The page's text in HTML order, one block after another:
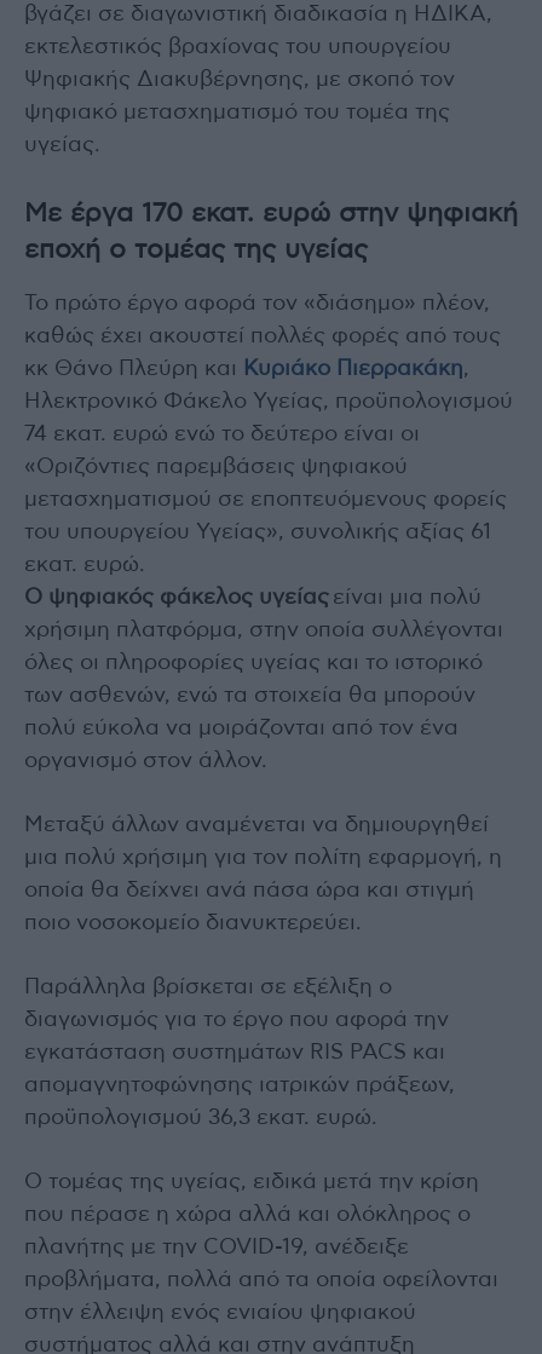
βγάζει σε διαγωνιστική διαδικασία η ΗΔΙΚΑ,
εκτελεστικός βραχίονας του υπουργείου
Ψηφιακής Διακυβέρνησης, με σκοπό τον
ψηφιακό μετασχηματισμό του τομέα της
υγείας.
Με έργα 170 εκατ. ευρώ στην ψηφιακή
εποχή ο τομέας της υγείας
Το πρώτο έργο αφορά τον «διάσημο» πλέον,
καθώς έχει ακουστεί πολλές φορές από τους
κκ Θάνο Πλεύρη και
Κυριάκο Πιερρακάκη,
Ηλεκτρονικό Φάκελο Υγείας, προϋπολογισμού
74 εκατ. ευρώ ενώ το δεύτερο είναι οι
«Οριζόντιες παρεμβάσεις ψηφιακού
μετασχηματισμού σε εποπτευόμενους φορείς
του υπουργείου Υγείας», συνολικής αξίας 61
εκατ. ευρώ.
Ο ψηφιακός φάκελος υγείας είναι μια πολύ
χρήσιμη πλατφόρμα, στην οποία συλλέγονται
όλες οι πληροφορίες υγείας και το ιστορικό
των ασθενών, ενώ τα στοιχεία θα μπορούν
πολύ εύκολα να μοιράζονται από τον ένα
οργανισμό στον άλλον.
Μεταξύ άλλων αναμένεται να δημιουργηθεί
μια πολύ χρήσιμη για τον πολίτη εφαρμογή, η
οποία θα δείχνει ανά πάσα ώρα και στιγμή
ποιο νοσοκομείο διανυκτερεύει.
Παράλληλα βρίσκεται σε εξέλιξη ο
διαγωνισμός για το έργο που αφορά την
εγκατάσταση συστημάτων RIS PACS και
απομαγνητοφώνησης ιατρικών πράξεων,
προϋπολογισμού 36,3 εκατ. ευρώ.
Ο τομέας της υγείας, ειδικά μετά την κρίση
που πέρασε η χώρα αλλά και ολόκληρος ο
πλανήτης με την COVID-19, ανέδειξε
προβλήματα, πολλά από τα οποία οφείλονται
στην έλλειψη ενός ενιαίου ψηφιακού
συστήματος αλλά και στην ανάπτυξη